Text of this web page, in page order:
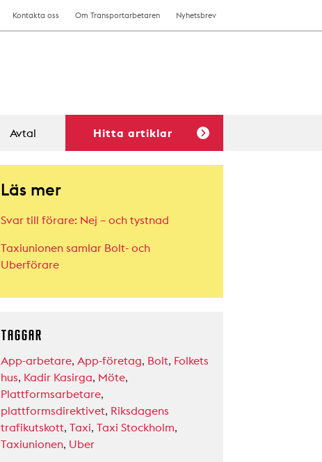
Kontakta oss Om Transportarbetaren Nyhetsbrev
Avtal Hitta artiklar
Läs mer
Svar till förare: Nej – och tystnad
Taxiunionen samlar Bolt- och
Uberförare
TAGGAR
App-arbetare, App-företag, Bolt, Folkets
hus, Kadir Kasirga, Möte,
Plattformsarbetare,
plattformsdirektivet, Riksdagens
trafikutskott, Taxi, Taxi Stockholm,
Taxiunionen, Uber